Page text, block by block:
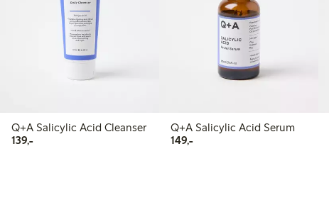
Q+A Salicylic Acid Cleanser
139,-139,00 kr
Q+A Salicylic Acid Serum
149,-149,00 kr